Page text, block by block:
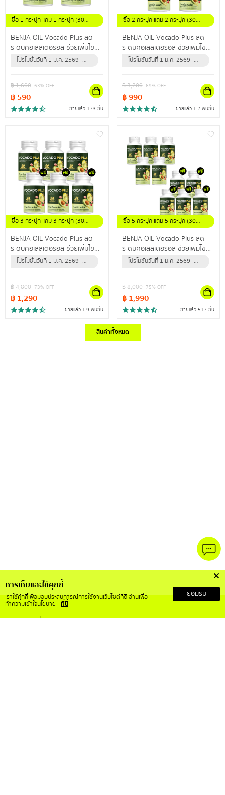
ซื้อ 1 กระปุก แถม 1 กระปุก (30
แคปซูล/กระปุก)
BENJA OIL Vocado Plus ลด
ระดับคอเลสเตอรอล ช่วยเพิ่มไข
มันดี ลดไขมันเลว ปรับลดความดัน
โปรโมชั่นวันที่ 1 ม.ค. 2569 -
฿1,600 63% OFF
฿590
ขายแล้ว 173 ชิ้น
ซื้อ 2 กระปุก แถม 2 กระปุก (30
แคปซูล / กระปุก)
BENJA OIL Vocado Plus ลด
ระดับคอเลสเตอรอล ช่วยเพิ่มไข
มันดี ลดไขมันเลว ปรับลดความดัน
โปรโมชั่นวันที่ 1 ม.ค. 2569 -
฿3,200 69% OFF
฿990
ขายแล้ว 1.2 พันชิ้น
ซื้อ 3 กระปุก แถม 3 กระปุก (30
แคปซูล / กระปุก)
BENJA OIL Vocado Plus ลด
ระดับคอเลสเตอรอล ช่วยเพิ่มไข
มันดี ลดไขมันเลว ปรับลดความดัน
โปรโมชั่นวันที่ 1 ม.ค. 2569 -
฿4,800 73% OFF
฿1,290
ขายแล้ว 1.9 พันชิ้น
ซื้อ 5 กระปุก แถม 5 กระปุก (30
แคปซูล / กระปุก)
BENJA OIL Vocado Plus ลด
ระดับคอเลสเตอรอล ช่วยเพิ่มไข
มันดี ลดไขมันเลว ปรับลดความดัน
โปรโมชั่นวันที่ 1 ม.ค. 2569 -
฿8,000 75% OFF
฿1,990
ขายแล้ว 517 ชิ้น
สินค้าทั้งหมด
การเก็บและใช้คุกกี้
เราใช้คุ้กกี้เพื่อมอบประสบการณ์การใช้งานเว็บไซต์ที่ดี อ่านเพื่อ
ทำความเข้าใจนโยบาย ที่นี่
ยอมรับ